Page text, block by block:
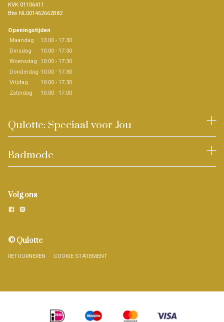
KVK 01106411
Btw NL001462662B82
Openingstijden
Maandag
13.00 - 17.30
Dinsdag
10:00 - 17:30
Woensdag 10:00 - 17:30
Donderdag 10:00 - 17:30
Vrijdag
10:00 - 17.30
Zaterdag
10.00 - 17.00
Qulotte: Speciaal voor Jou
Badmode
Volg ons
© Qulotte
RETOURNEREN COOKIE STATEMENT